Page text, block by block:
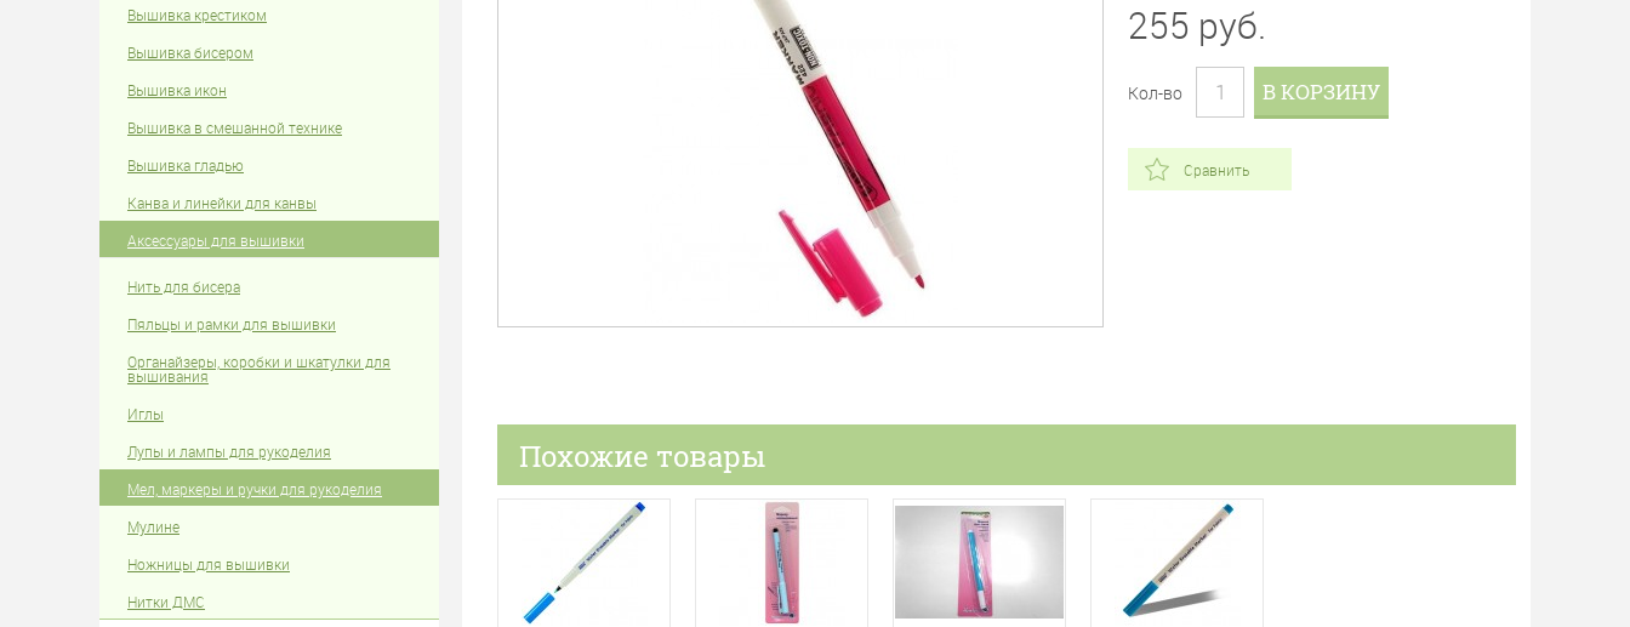
Вышивка крестиком
Вышивка бисером
Вышивка икон
Вышивка в смешанной технике
Вышивка гладью
Канва и линейки для канвы
Аксессуары для вышивки
Нить для бисера
Пяльцы и рамки для вышивки
Органайзеры, коробки и шкатулки для
вышивания
Иглы
Лупы и лампы для рукоделия
Мел, маркеры и ручки для рукоделия
Мулине
Ножницы для вышивки
Нитки ДМС
255 руб.
Кол-во В КОРЗИНУ
Сравнить
Похожие товары